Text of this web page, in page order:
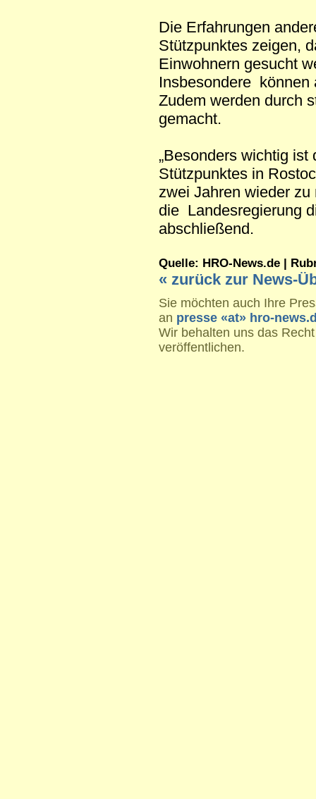
Die Erfahrungen
Stützpunktes zeigen,
Einwohnern gesucht
Insbesondere können
Zudem werden durch
gemacht.
„Besonders wichtig
Stützpunktes in
zwei Jahren wieder
die Landesregierung
abschließend.
Quelle: HRO-News.de |
« zurück zur News-
Sie möchten auch Ihre
an presse «at» hro-
Wir behalten uns das
veröffentlichen.